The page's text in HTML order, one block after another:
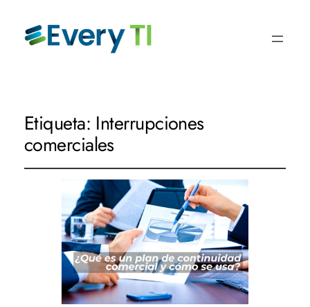
Etiqueta: Interrupciones
comerciales